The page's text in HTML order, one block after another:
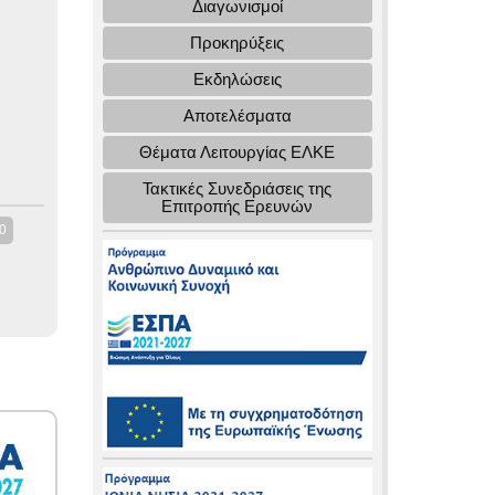
Διαγωνισμοί
Προκηρύξεις
Εκδηλώσεις
Αποτελέσματα
Θέματα Λειτουργίας ΕΛΚΕ
Τακτικές Συνεδριάσεις της
Επιτροπής Ερευνών